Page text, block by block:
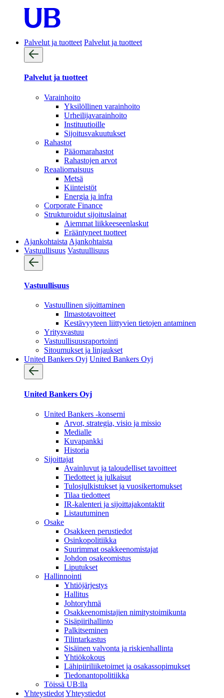
Palvelut ja tuotteet Palvelut ja tuotteet
Palvelut ja tuotteet
Varainhoito
Yksilöllinen varainhoito
Urheilijavarainhoito
Instituutioille
Sijoitusvakuutukset
Rahastot
Pääomarahastot
Rahastojen arvot
Reaaliomaisuus
Metsä
Kiinteistöt
Energia ja infra
Corporate Finance
Strukturoidut sijoituslainat
Aiemmat liikkeeseenlaskut
Erääntyneet tuotteet
Ajankohtaista Ajankohtaista
Vastuullisuus Vastuullisuus
Vastuullisuus
Vastuullinen sijoittaminen
Ilmastotavoitteet
Kestävyyteen liittyvien tietojen antaminen
Yritysvastuu
Vastuullisuus­raportointi
Sitoumukset ja linjaukset
United Bankers Oyj United Bankers Oyj
United Bankers Oyj
United Bankers -konserni
Arvot, strategia, visio ja missio
Medialle
Kuvapankki
Historia
Sijoittajat
Avainluvut ja taloudelliset tavoitteet
Tiedotteet ja julkaisut
Tulosjulkistukset ja vuosikertomukset
Tilaa tiedotteet
IR-kalenteri ja sijoittajakontaktit
Listautuminen
Osake
Osakkeen perustiedot
Osinkopolitiikka
Suurimmat osakkeenomistajat
Johdon osakeomistus
Liputukset
Hallinnointi
Yhtiöjärjestys
Hallitus
Johtoryhmä
Osakkeenomistajien nimitystoimikunta
Sisäpiirihallinto
Palkitseminen
Tilintarkastus
Sisäinen valvonta ja riskienhallinta
Yhtiökokous
Lähipiiriliiketoimet ja osakassopimukset
Tiedonantopolitiikka
Töissä UB:lla
YhteystiedotYhteystiedot